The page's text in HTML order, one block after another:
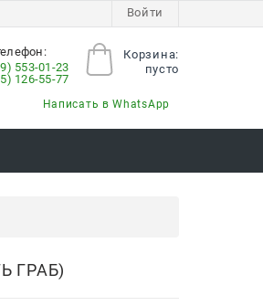
Войти
Корзина:
пусто
553-01-23
126-55-77
Написать в WhatsApp
ГРАБ)